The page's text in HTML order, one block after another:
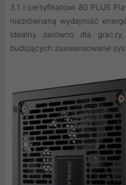
3.1 i certyfikatowi 80 PLUS
niezrównaną wydajność
Idealny zarówno dla
budujących zaawansowane